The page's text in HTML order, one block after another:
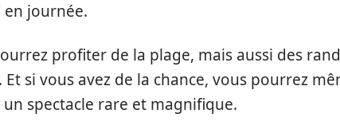
en journée.
profiter de la plage, mais aussi des
si vous avez de la chance, vous pourrez
spectacle rare et magnifique.